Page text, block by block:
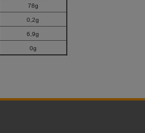
78g
0,2g
6,9g
0g